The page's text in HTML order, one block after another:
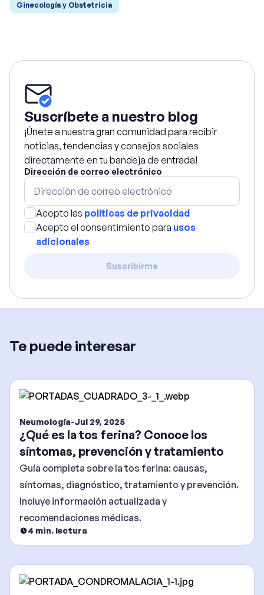
Ginecología y Obstetricia
Suscríbete a nuestro blog
¡Únete a nuestra gran comunidad para recibir
noticias, tendencias y consejos sociales
directamente en tu bandeja de entrada!
Dirección de correo electrónico
Acepto las políticas de privacidad
Acepto el consentimiento para usos
adicionales
Suscribirme
Te puede interesar
Neumología-Jul 29, 2025
¿Qué es la tos ferina? Conoce los
síntomas, prevención y tratamiento
Guía completa sobre la tos ferina: causas,
síntomas, diagnóstico, tratamiento y prevención.
Incluye información actualizada y
recomendaciones médicas.
4 min. lectura